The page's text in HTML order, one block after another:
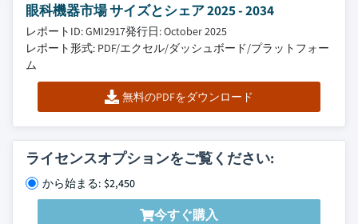
眼科機器市場 サイズとシェア 2025 - 2034
レポートID: GMI2917発行日: October 2025
レポート形式: PDF/エクセル/ダッシュボード/プラットフォー
ム
無料のPDFをダウンロード
ライセンスオプションをご覧ください:
から始まる: $2,450
今すぐ購入